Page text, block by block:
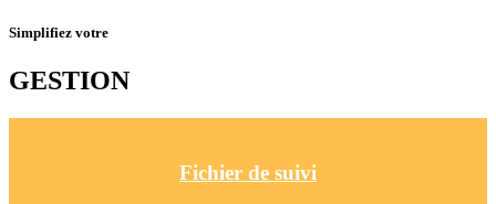
Simplifiez votre
GESTION
Fichier de suivi